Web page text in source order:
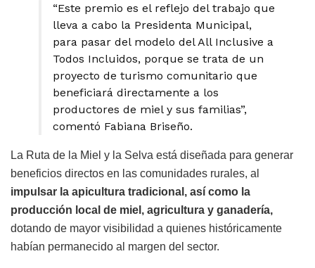
“Este premio es el reflejo del trabajo que
lleva a cabo la Presidenta Municipal,
para pasar del modelo del All Inclusive a
Todos Incluidos, porque se trata de un
proyecto de turismo comunitario que
beneficiará directamente a los
productores de miel y sus familias”,
comentó Fabiana Briseño.
La Ruta de la Miel y la Selva está diseñada para generar
beneficios directos en las comunidades rurales, al
impulsar la apicultura tradicional, así como la
producción local de miel, agricultura y ganadería,
dotando de mayor visibilidad a quienes históricamente
habían permanecido al margen del sector.